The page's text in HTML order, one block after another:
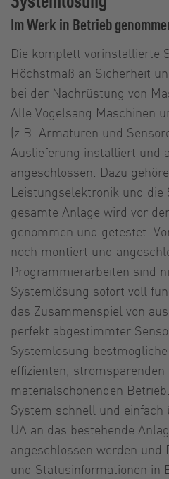
Im Werk in Betrieb
Die komplett vorinstallierte
Höchstmaß an Sicherheit
bei der Nachrüstung von
Alle Vogelsang Maschinen
(z.B. Armaturen und
Auslieferung installiert und
angeschlossen. Dazu
Leistungselektronik und die
gesamte Anlage wird vor
genommen und getestet.
noch montiert und
Programmierarbeiten sind
Systemlösung sofort voll
das Zusammenspiel von
perfekt abgestimmter
Systemlösung
effizienten, stromsparenden
materialschonenden
System schnell und einfach
UA an das bestehende
angeschlossen werden und
und Statusinformationen in